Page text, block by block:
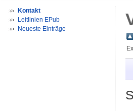
Kontakt
Leitlinien EPub
Neueste Einträge